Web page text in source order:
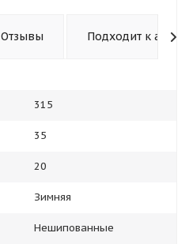
Отзывы Подходит к авто
315
35
20
Зимняя
Нешипованные